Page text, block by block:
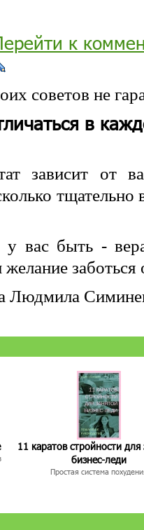
к
советов не
в
зависит от
вас быть -
заботься
Людмила
11 каратов стройности для
бизнес-леди
Простая система